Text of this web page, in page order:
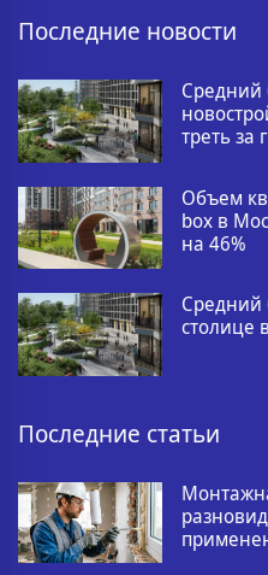
Последние новости
Средний
треть за
Объем
box в
на 46%
Средний
столице
Последние статьи